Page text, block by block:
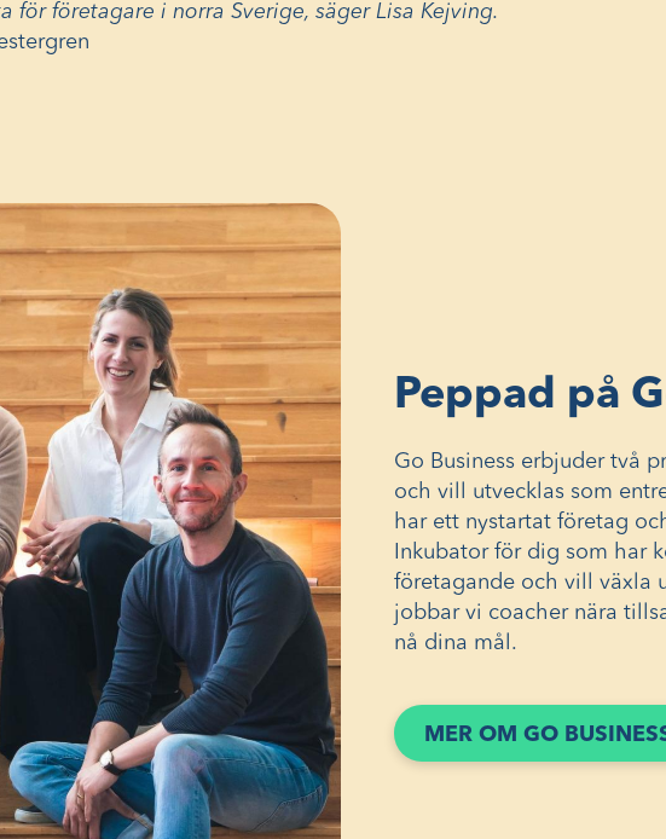
för företagare i norra Sverige, säger Lisa Kejving.
Peppad på
Go Business erbjuder två
och vill utvecklas som
har ett nystartat företag
Inkubator för dig som har
företagande och vill växla
jobbar vi coacher nära
nå dina mål.
MER OM GO